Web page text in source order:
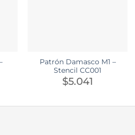
Patrón Damasco M1 –
Stencil CC001
$5.041